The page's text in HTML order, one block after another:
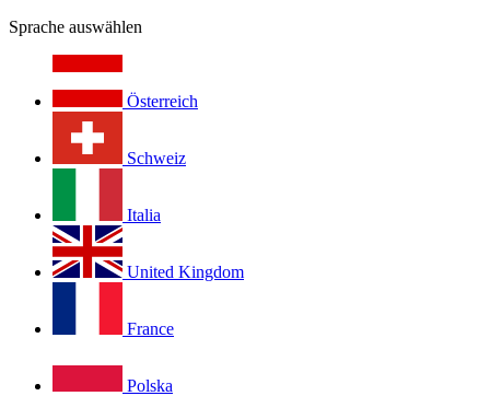
Sprache auswählen
Österreich
Schweiz
Italia
United Kingdom
France
Polska